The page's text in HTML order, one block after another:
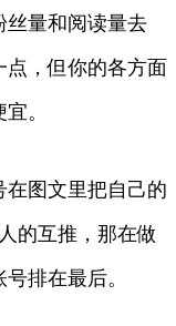
丝量和阅读量去
点，但你的各方面
。
在图文里把自己的
的互推，那在做
排在最后。